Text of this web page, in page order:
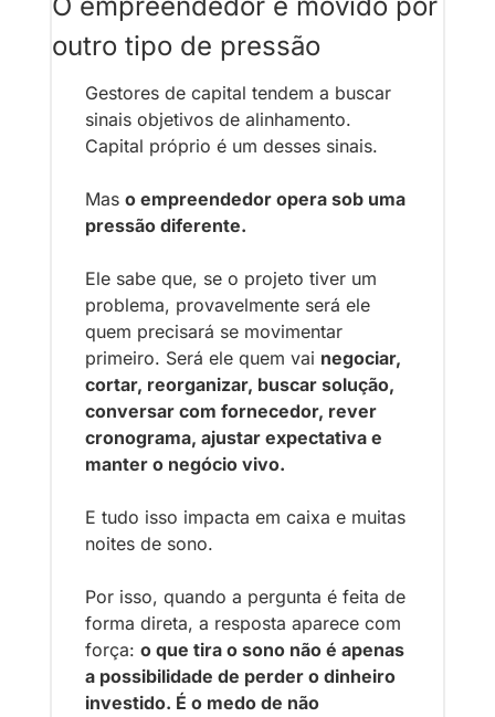
O empreendedor é movido por
outro tipo de pressão
Gestores de capital tendem a buscar
sinais objetivos de alinhamento.
Capital próprio é um desses sinais.
Mas o empreendedor opera sob uma
pressão diferente.
Ele sabe que, se o projeto tiver um
problema, provavelmente será ele
quem precisará se movimentar
primeiro. Será ele quem vai negociar,
cortar, reorganizar, buscar solução,
conversar com fornecedor, rever
cronograma, ajustar expectativa e
manter o negócio vivo.
E tudo isso impacta em caixa e muitas
noites de sono.
Por isso, quando a pergunta é feita de
forma direta, a resposta aparece com
força: o que tira o sono não é apenas
a possibilidade de perder o dinheiro
investido. É o medo de não